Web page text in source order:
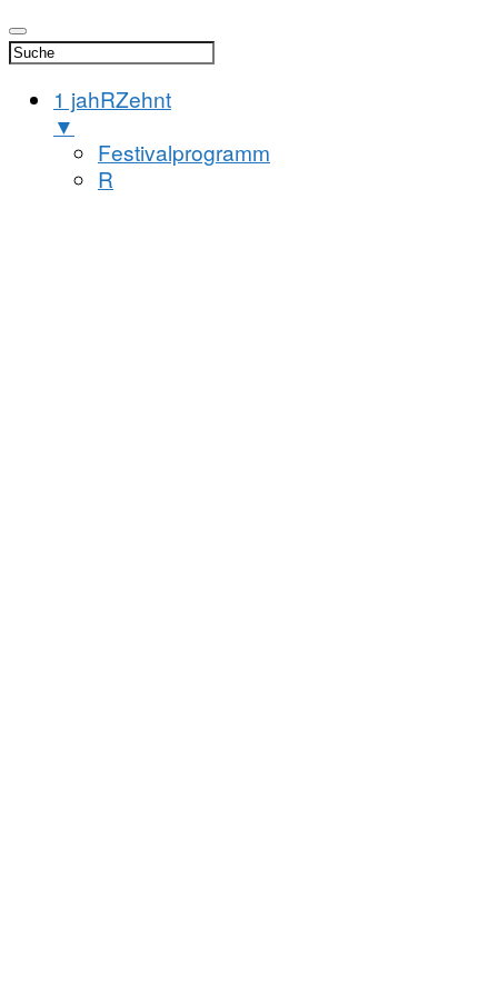
1 jahRZehnt
▼
Festivalprogramm
R